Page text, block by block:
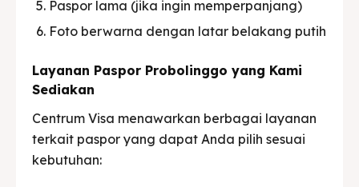
Paspor lama (jika ingin memperpanjang)
Foto berwarna dengan latar belakang putih
Layanan Paspor Probolinggo yang Kami
Sediakan
Centrum Visa menawarkan berbagai layanan
terkait paspor yang dapat Anda pilih sesuai
kebutuhan: